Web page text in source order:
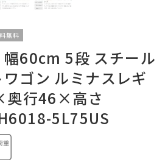
無料
幅60cm 5段 スチール
ゴン ルミナスレギ
奥行46×高さ
5L75US